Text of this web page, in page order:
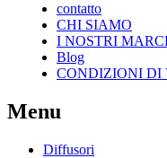
contatto
CHI SIAMO
I NOSTRI
Blog
CONDIZIONI DI
Menu
Diffusori